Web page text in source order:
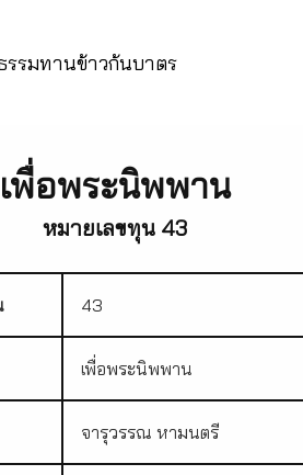
รรมทานข้าวก้นบาตร
เพื่อพระนิพพาน
หมายเลขทุน 43
43
เพื่อพระนิพพาน
จารุวรรณ หามนตรี